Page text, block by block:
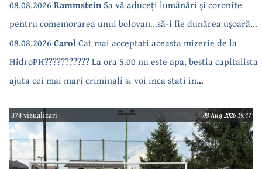
bea apa de la robinet.Asta as intreba o si pe Izabel Mitrea
08.08.2026 RammsteinSa vă aduceți lumânări și coronite
pentru comemorarea unui bolovan...să-i fie dunărea ușoară...
08.08.2026 CarolCat mai acceptati aceasta mizerie de la
HidroPH??????????? La ora 5.00 nu este apa, bestia capitalista
ajuta cei mai mari criminali si voi inca stati in
378 vizualizari 08 Aug 2026 19:47